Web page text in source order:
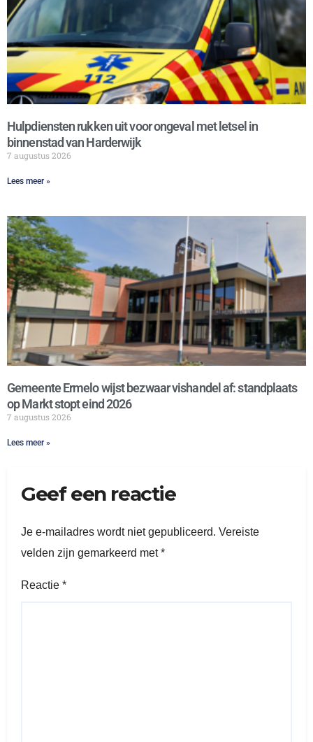
Hulpdiensten rukken uit voor ongeval met letsel in
binnenstad van Harderwijk
7 augustus 2026
Lees meer »
Gemeente Ermelo wijst bezwaar vishandel af: standplaats
op Markt stopt eind 2026
7 augustus 2026
Lees meer »
Geef een reactie
Je e-mailadres wordt niet gepubliceerd. Vereiste
velden zijn gemarkeerd met*
Reactie *